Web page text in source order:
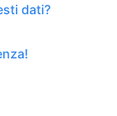
dati?